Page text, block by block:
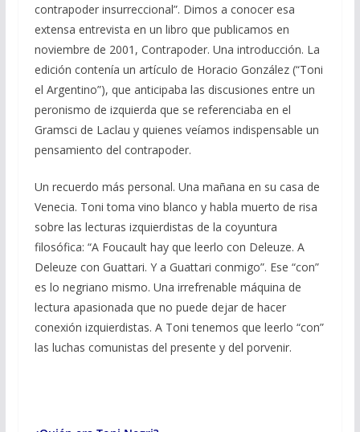
contrapoder insurreccional”. Dimos a conocer esa
extensa entrevista en un libro que publicamos en
noviembre de 2001, Contrapoder. Una introducción. La
edición contenía un artículo de Horacio González (“Toni
el Argentino”), que anticipaba las discusiones entre un
peronismo de izquierda que se referenciaba en el
Gramsci de Laclau y quienes veíamos indispensable un
pensamiento del contrapoder.
Un recuerdo más personal. Una mañana en su casa de
Venecia. Toni toma vino blanco y habla muerto de risa
sobre las lecturas izquierdistas de la coyuntura
filosófica: “A Foucault hay que leerlo con Deleuze. A
Deleuze con Guattari. Y a Guattari conmigo”. Ese “con”
es lo negriano mismo. Una irrefrenable máquina de
lectura apasionada que no puede dejar de hacer
conexión izquierdistas. A Toni tenemos que leerlo “con”
las luchas comunistas del presente y del porvenir.